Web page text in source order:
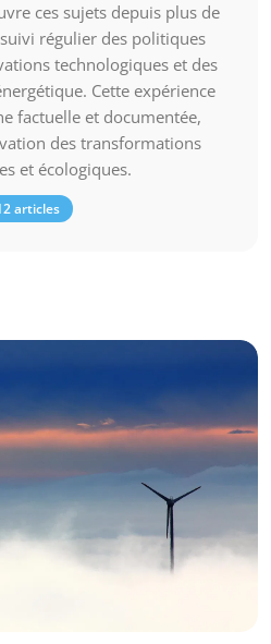
ces sujets depuis plus de
régulier des politiques
technologiques et des
Cette expérience
factuelle et documentée,
des transformations
et écologiques.
articles